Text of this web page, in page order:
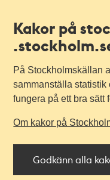
Kakor på
På Stockholmskällan
sammanställa statistik
fungera på ett bra sätt
Om kakor på
Godkänn alla